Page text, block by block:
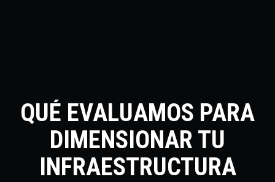
QUÉ EVALUAMOS PARA
DIMENSIONAR TU
INFRAESTRUCTURA